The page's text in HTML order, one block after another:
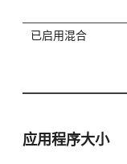
已启用混合
应用程序大小